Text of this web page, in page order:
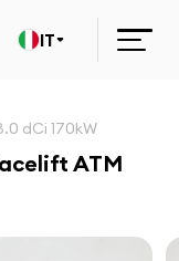
IT
dCi 170kW
ATM